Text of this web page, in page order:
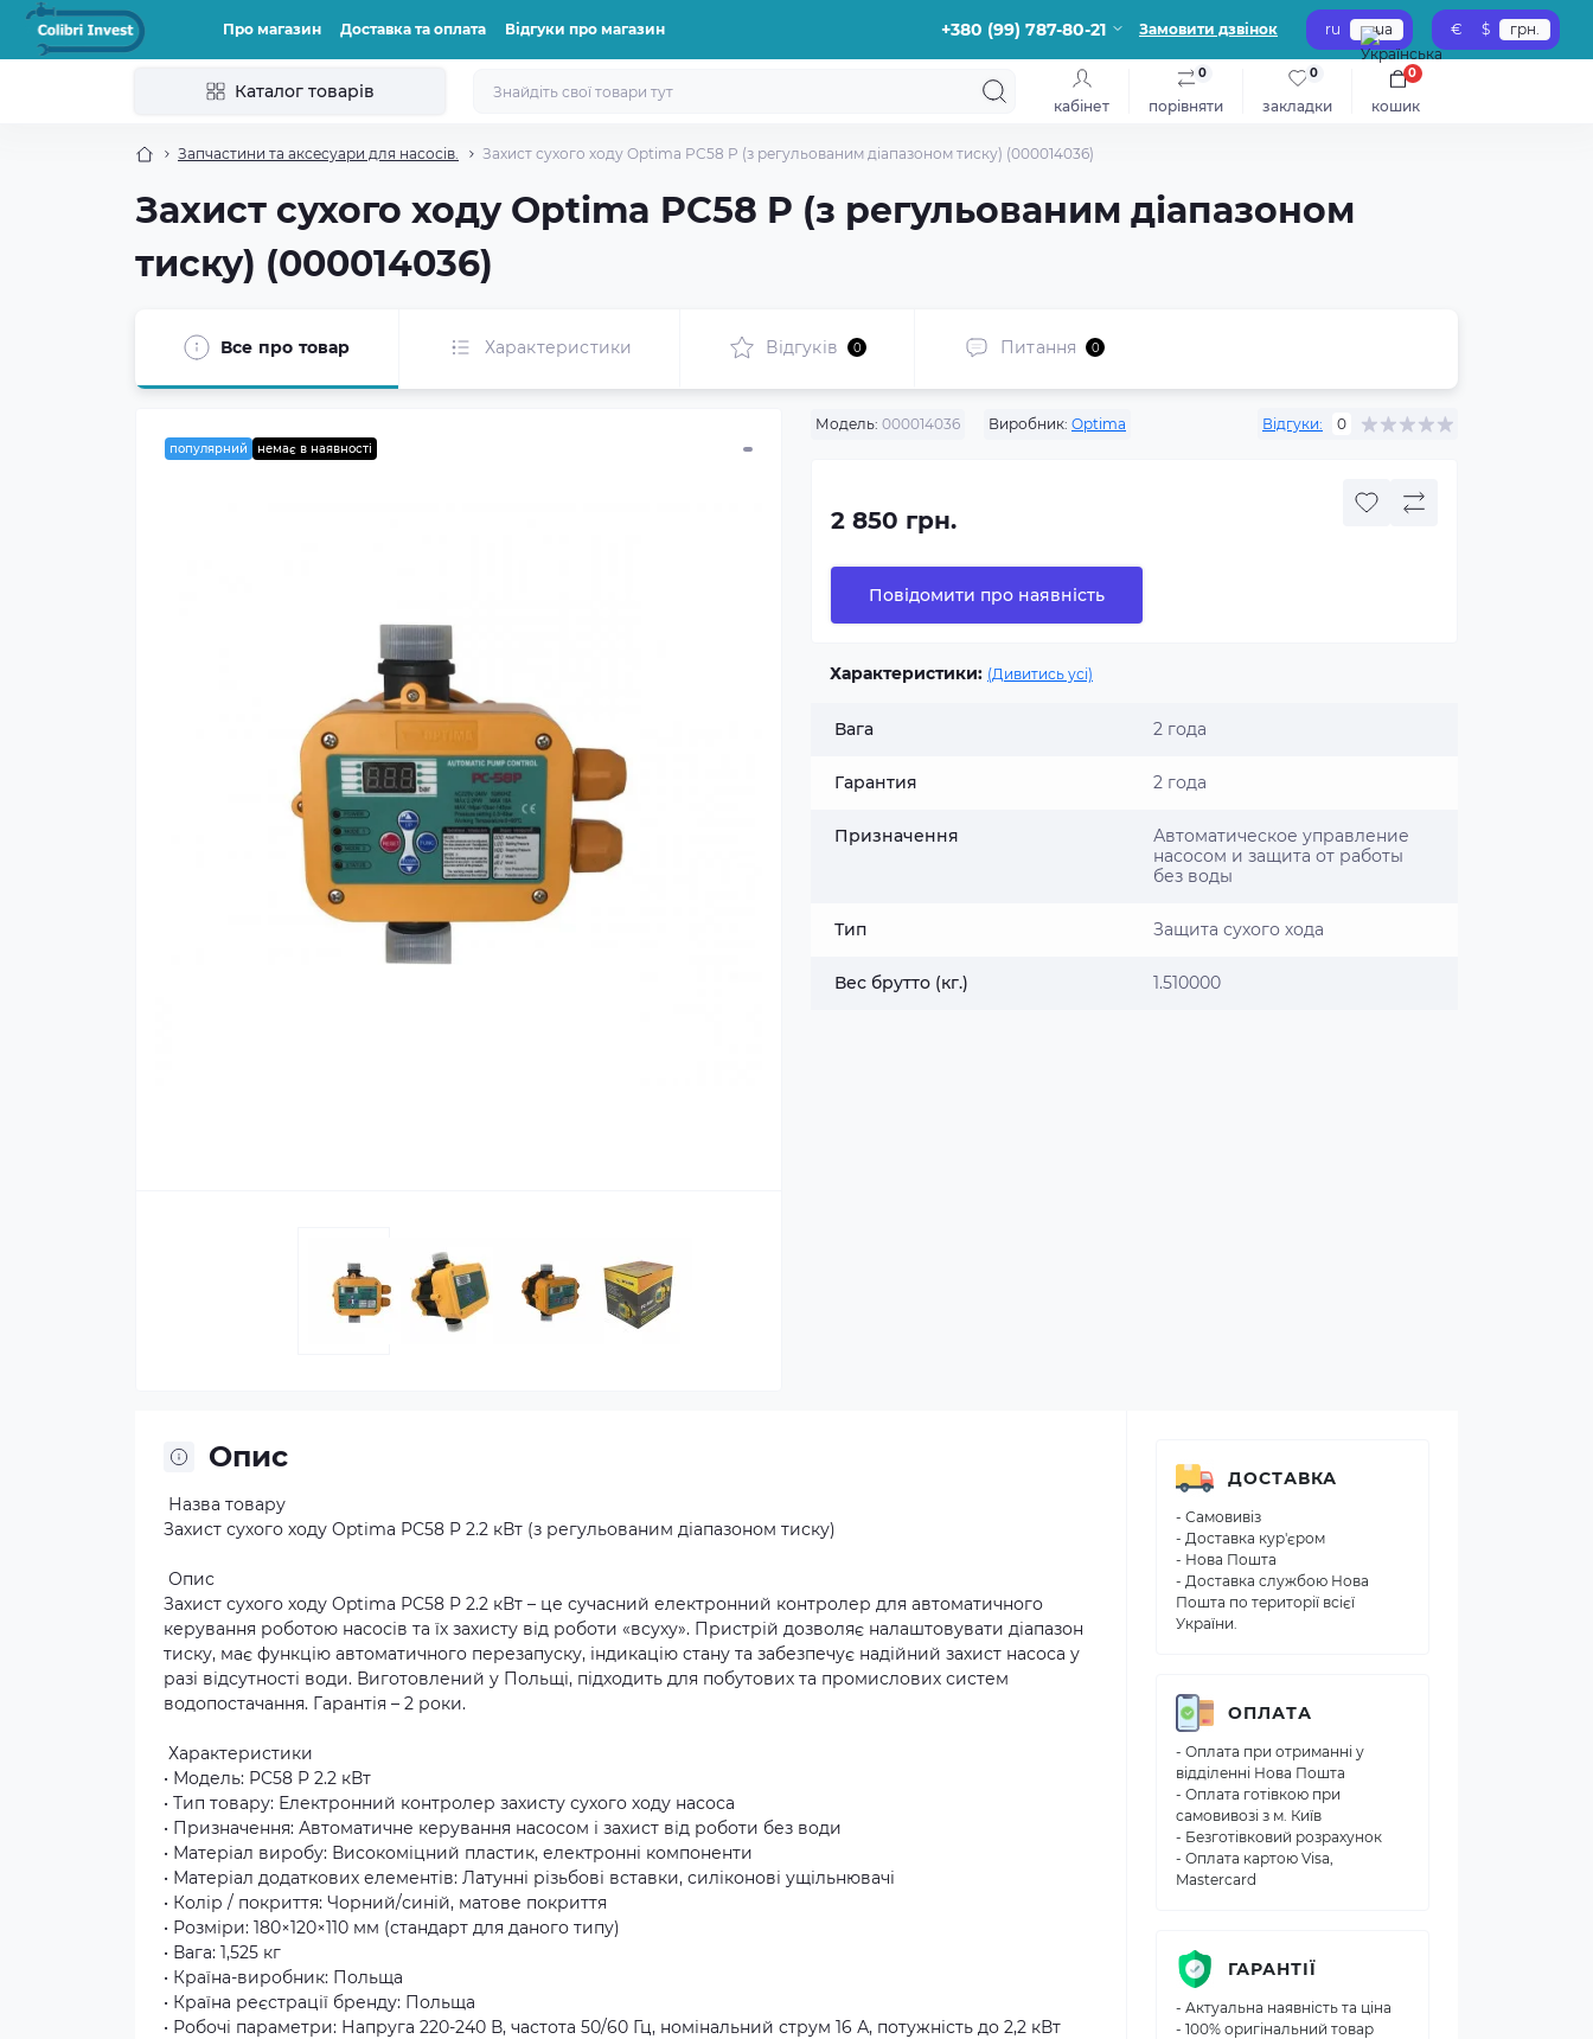
Про магазин Доставка та оплата Відгуки про магазин +380 (99) 787-80-21 Замовити дзвінок ru ua € $ грн.
Каталог товарів
кабінет порівняти
0
закладки
0
кошик
0
Запчастини та аксесуари для насосів. Захист сухого ходу Optima PC58 P (з регульованим діапазоном тиску) (000014036)
Захист сухого ходу Optima PC58 P (з регульованим діапазоном
тиску) (000014036)
Все про товар Характеристики Відгуків 0 Питання 0
популярний немає в наявності
Модель: 000014036 Виробник: Optima Відгуки: 0
2 850 грн.
Повідомити про наявність
Характеристики: (Дивитись усі)
Вага 2 года
Гарантия 2 года
Призначення
Автоматическое управление
насосом и защита от работы
без воды
Тип Защита сухого хода
Вес брутто (кг.) 1.510000
Опис
Назва товару
Захист сухого ходу Optima PC58 P 2.2 кВт (з регульованим діапазоном тиску)
Опис
Захист сухого ходу Optima PC58 P 2.2 кВт – це сучасний електронний контролер для автоматичного
керування роботою насосів та їх захисту від роботи «всуху». Пристрій дозволяє налаштовувати діапазон
тиску, має функцію автоматичного перезапуску, індикацію стану та забезпечує надійний захист насоса у
разі відсутності води. Виготовлений у Польщі, підходить для побутових та промислових систем
водопостачання. Гарантія – 2 роки.
Характеристики
• Модель: PC58 P 2.2 кВт
• Тип товару: Електронний контролер захисту сухого ходу насоса
• Призначення: Автоматичне керування насосом і захист від роботи без води
• Матеріал виробу: Високоміцний пластик, електронні компоненти
• Матеріал додаткових елементів: Латунні різьбові вставки, силіконові ущільнювачі
• Колір / покриття: Чорний/синій, матове покриття
• Розміри: 180×120×110 мм (стандарт для даного типу)
• Вага: 1,525 кг
• Країна-виробник: Польща
• Країна реєстрації бренду: Польща
• Робочі параметри: Напруга 220-240 В, частота 50/60 Гц, номінальний струм 16 А, потужність до 2,2 кВт
ДОСТАВКА
- Самовивіз
- Доставка кур'єром
- Нова Пошта
- Доставка службою Нова
Пошта по території всієї
України.
ОПЛАТА
- Оплата при отриманні у
відділенні Нова Пошта
- Оплата готівкою при
самовивозі з м. Київ
- Безготівковий розрахунок
- Оплата картою Visa,
Mastercard
ГАРАНТІЇ
- Актуальна наявність та ціна
- 100% оригінальний товар